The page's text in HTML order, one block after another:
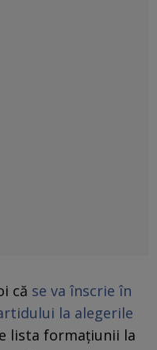
că se va înscrie în
la alegerile
lista formaţiunii la